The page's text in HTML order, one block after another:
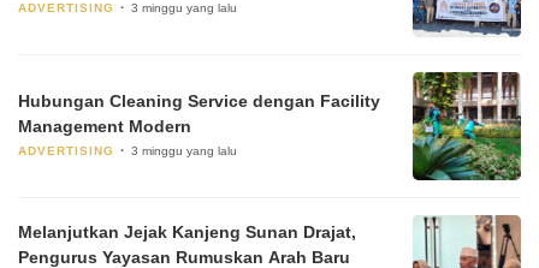
ADVERTISING 3 minggu yang lalu
Hubungan Cleaning Service dengan Facility
Management Modern
ADVERTISING 3 minggu yang lalu
Melanjutkan Jejak Kanjeng Sunan Drajat,
Pengurus Yayasan Rumuskan Arah Baru